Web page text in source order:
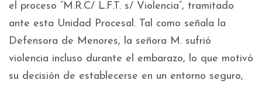
el proceso “M.R.C/ L.F.T. s/ Violencia”, tramitado
ante esta Unidad Procesal. Tal como señala la
Defensora de Menores, la señora M. sufrió
violencia incluso durante el embarazo, lo que motivó
su decisión de establecerse en un entorno seguro,